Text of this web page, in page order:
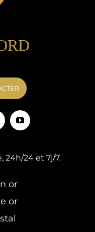
24h/24 et 7j/7.
or
or